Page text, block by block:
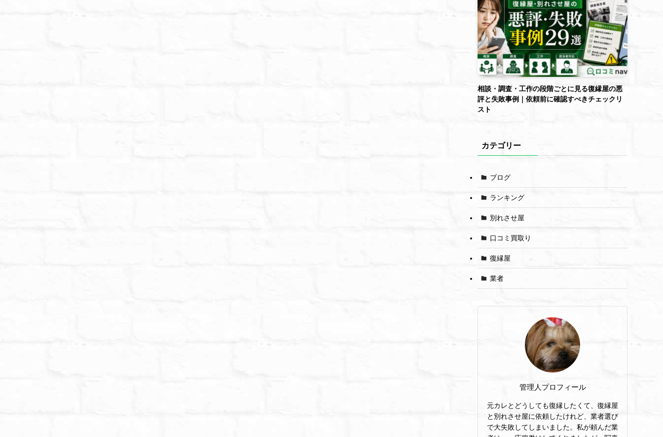
相談・調査・工作の段階ごとに見る復縁屋の悪
評と失敗事例｜依頼前に確認すべきチェックリ
スト
カテゴリー
ブログ
ランキング
別れさせ屋
口コミ買取り
復縁屋
業者
管理人プロフィール
元カレとどうしても復縁したくて、復縁屋
と別れさせ屋に依頼したけれど、業者選び
で大失敗してしまいました。私が頼んだ業